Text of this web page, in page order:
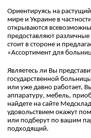
Ориентируясь на
мире и Украине в
открываются
предоставляют
стоит в стороне и
«Ассортимент для
Являетесь ли Вы
государственной
или уже давно работает,
аппаратуру, мебель,
найдете на сайте
удовольствием окажут
или подберут по вашим
подходящий.